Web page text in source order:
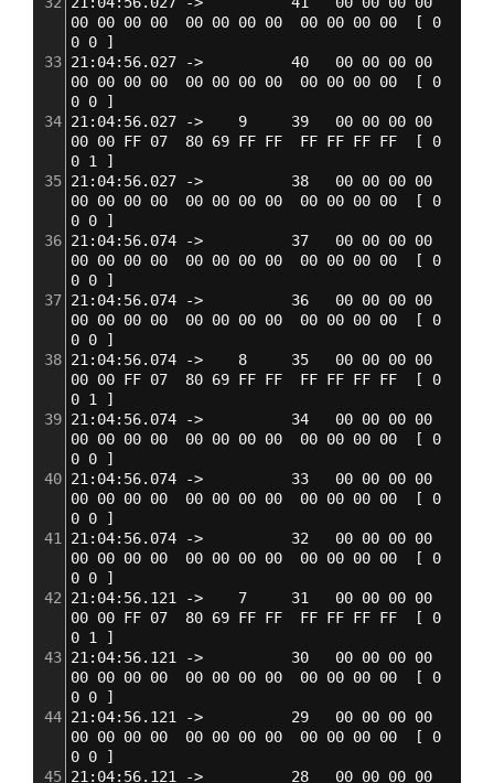
00 00 00 00  00 00 00 00  00 00 00 00
[
0
0 0
]
33 21:04:56.027 ->          40   00 00 00 00
00 00 00 00  00 00 00 00  00 00 00 00
[
0
0 0
]
34 21:04:56.027 ->    9     39   00 00 00 00
00 00 FF 07  80 69 FF FF  FF FF FF FF
[
0
0 1
]
35 21:04:56.027 ->          38   00 00 00 00
00 00 00 00  00 00 00 00  00 00 00 00
[
0
0 0
]
36 21:04:56.074 ->          37   00 00 00 00
00 00 00 00  00 00 00 00  00 00 00 00
[
0
0 0
]
37 21:04:56.074 ->          36   00 00 00 00
00 00 00 00  00 00 00 00  00 00 00 00
[
0
0 0
]
38 21:04:56.074 ->    8     35   00 00 00 00
00 00 FF 07  80 69 FF FF  FF FF FF FF
[
0
0 1
]
39 21:04:56.074 ->          34   00 00 00 00
00 00 00 00  00 00 00 00  00 00 00 00
[
0
0 0
]
40 21:04:56.074 ->          33   00 00 00 00
00 00 00 00  00 00 00 00  00 00 00 00
[
0
0 0
]
41
21:04:56.074 ->          32   00 00 00 00
00 00 00 00  00 00 00 00  00 00 00 00
[
0
0 0
]
42
21:04:56.121 ->    7     31   00 00 00 00
00 00 FF 07  80 69 FF FF  FF FF FF FF
[
0
0 1
]
43 21:04:56.121 ->          30   00 00 00 00
00 00 00 00  00 00 00 00  00 00 00 00
[
0
0 0
]
44 21:04:56.121 ->          29   00 00 00 00
00 00 00 00  00 00 00 00  00 00 00 00
[
0
0 0
]
45 21:04:56.121 ->          28   00 00 00 00